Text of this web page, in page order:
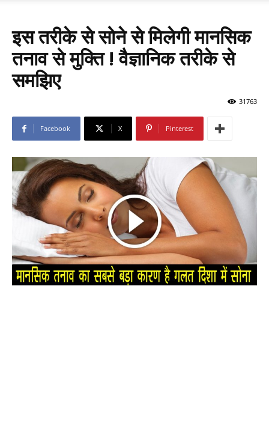
इस तरीके से सोने से मिलेगी मानसिक
तनाव से मुक्ति ! वैज्ञानिक तरीके से
समझिए
31763
Facebook X Pinterest